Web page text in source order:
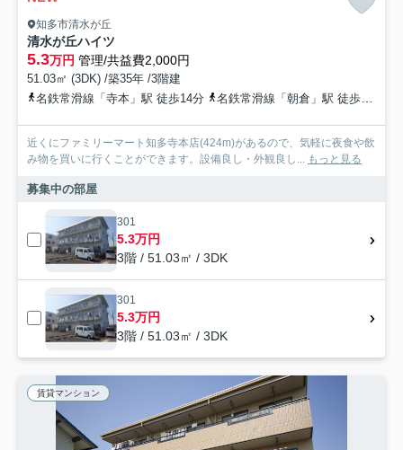
知多市清水が丘
清水が丘ハイツ
5.3万円 管理/共益費2,000円
51.03㎡ (3DK) /築35年 /3階建
名鉄常滑線「寺本」駅 徒歩14分
名鉄常滑線「朝倉」駅 徒歩22分
近くにファミリーマート知多寺本店(424m)があるので、気軽に夜食や飲
み物を買いに行くことができます。設備良し・外観良し...
もっと見る
募集中の部屋
301
5.3万円
3階 / 51.03㎡ / 3DK
301
5.3万円
3階 / 51.03㎡ / 3DK
賃貸マンション